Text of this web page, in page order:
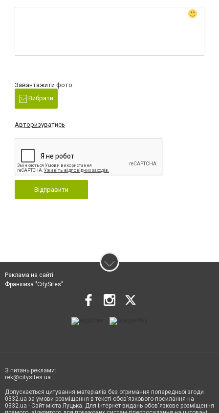
Завантажити фото:
Вибрати
Авторизуватись
Відправити
Реклама на сайті
Франшиза "CitySites"
З питань реклами:
rek@citysites.ua
Допускається цитування матеріалів без отримання попередньої згоди
0332.ua за умови розміщення в тексті обов'язкового посилання на
0332.ua - Сайт міста Луцька. Для інтернет-видань обов'язкове розміщення